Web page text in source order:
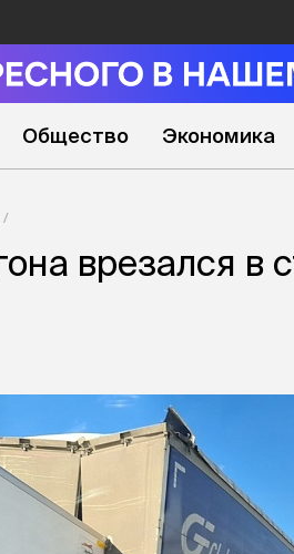
Общество Экономика
врезался в